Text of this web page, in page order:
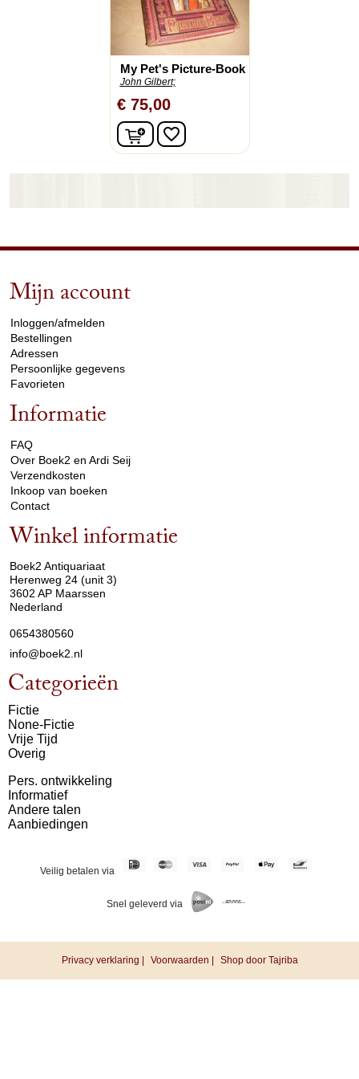
My Pet's Picture-Book
John Gilbert;
€ 75,00
In winkelwagen
favorite_border
Mijn account
Inloggen/afmelden
Bestellingen
Adressen
Persoonlijke gegevens
Favorieten
Informatie
FAQ
Over Boek2 en Ardi Seij
Verzendkosten
Inkoop van boeken
Contact
Winkel informatie
Boek2 Antiquariaat
Herenweg 24 (unit 3)
3602 AP Maarssen
Nederland
0654380560
info@boek2.nl
Categorieën
Fictie
None-Fictie
Vrije Tijd
Overig
Pers. ontwikkeling
Informatief
Andere talen
Aanbiedingen
Veilig betalen via
Snel geleverd via
Privacy verklaring | Voorwaarden | Shop door Tajriba